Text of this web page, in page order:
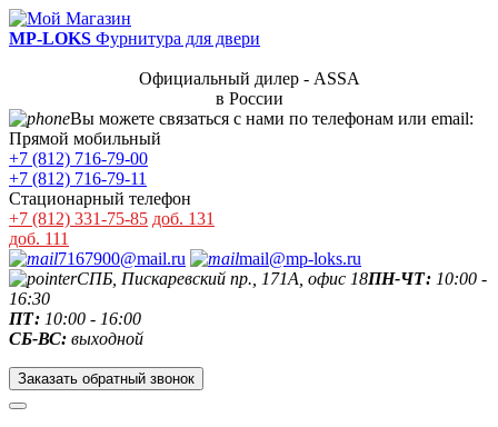
MP-LOKS Фурнитура для двери
Официальный дилер - ASSA
в России
Вы можете связаться с нами по телефонам или email:
Прямой мобильный
+7 (812) 716-79-00
+7 (812) 716-79-11
Стационарный телефон
+7 (812) 331-75-85 доб. 131
доб. 111
7167900@mail.ru
mail@mp-loks.ru
СПБ, Пискаревский пр., 171А, офис 18ПН-ЧТ: 10:00 -
16:30
ПТ: 10:00 - 16:00
СБ-ВС: выходной
Заказать обратный звонок